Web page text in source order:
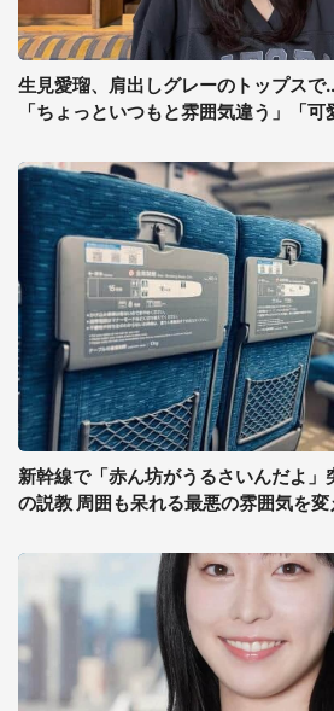
生見愛瑠、肩出しグレーのトップスで
「ちょっといつもと雰囲気違う」「可
新幹線で「赤ん坊がうるさいんだよ
の説教 周囲も呆れる最悪の雰囲気を変